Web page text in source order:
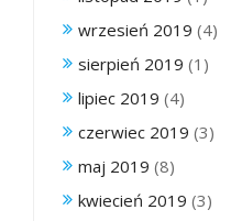
wrzesień 2019 (4)
sierpień 2019 (1)
lipiec 2019 (4)
czerwiec 2019 (3)
maj 2019 (8)
kwiecień 2019 (3)